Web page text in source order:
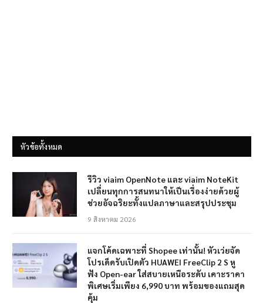
หัวข้อทั้งหมด
รีวิว viaim OpenNote และ viaim NoteKit
เปลี่ยนทุกการสนทนาให้เป็นเรื่องง่ายด้วยผู้
ช่วยอัจฉริยะทั้งแปลภาษาและสรุปประชุม
9 สิงหาคม 2026
แจกโค้ดเฉพาะที่ Shopee เท่านั้น! หัวเว่ยจัด
โปรเด็ดรับเปิดตัว HUAWEI FreeClip 2 S หู
ฟัง Open-ear ใส่สบายเหนือระดับ เคาะราคา
พิเศษเริ่มเพียง 6,990 บาท พร้อมของแถมสุด
คุ้ม